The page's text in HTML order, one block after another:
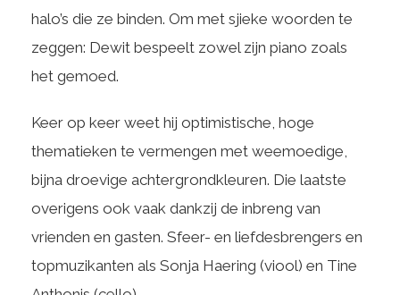
halo’s die ze binden. Om met sjieke woorden te
zeggen: Dewit bespeelt zowel zijn piano zoals
het gemoed.
Keer op keer weet hij optimistische, hoge
thematieken te vermengen met weemoedige,
bijna droevige achtergrondkleuren. Die laatste
overigens ook vaak dankzij de inbreng van
vrienden en gasten. Sfeer- en liefdesbrengers en
topmuzikanten als Sonja Haering (viool) en Tine